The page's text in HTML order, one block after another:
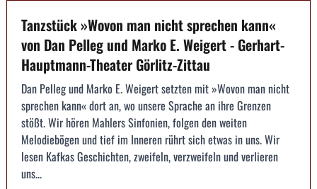
Tanzstück »Wovon man nicht sprechen kann«
von Dan Pelleg und Marko E. Weigert - Gerhart-
Hauptmann-Theater Görlitz-Zittau
Dan Pelleg und Marko E. Weigert setzten mit »Wovon man nicht
sprechen kann« dort an, wo unsere Sprache an ihre Grenzen
stößt. Wir hören Mahlers Sinfonien, folgen den weiten
Melodiebögen und tief im Inneren rührt sich etwas in uns. Wir
lesen Kafkas Geschichten, zweifeln, verzweifeln und verlieren
uns...